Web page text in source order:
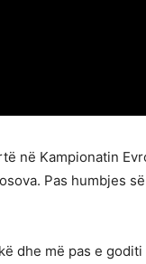
në Kampionatin
Pas humbjes
dhe më pas e goditi